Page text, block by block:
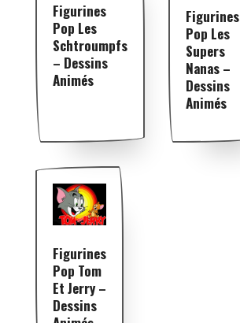
Figurines
Pop Les
Schtroumpfs
– Dessins
Animés
Figurines
Pop Les
Supers
Nanas –
Dessins
Animés
Figurines
Pop Tom
Et Jerry –
Dessins